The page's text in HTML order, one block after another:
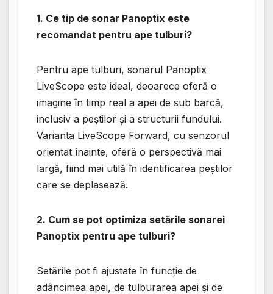
1. Ce tip de sonar Panoptix este
recomandat pentru ape tulburi?
Pentru ape tulburi, sonarul Panoptix
LiveScope este ideal, deoarece oferă o
imagine în timp real a apei de sub barcă,
inclusiv a peștilor și a structurii fundului.
Varianta LiveScope Forward, cu senzorul
orientat înainte, oferă o perspectivă mai
largă, fiind mai utilă în identificarea peștilor
care se deplasează.
2. Cum se pot optimiza setările sonarei
Panoptix pentru ape tulburi?
Setările pot fi ajustate în funcție de
adâncimea apei, de tulburarea apei și de